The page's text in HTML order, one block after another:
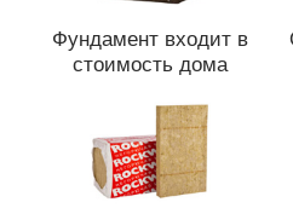
Фундамент входит в
стоимость дома